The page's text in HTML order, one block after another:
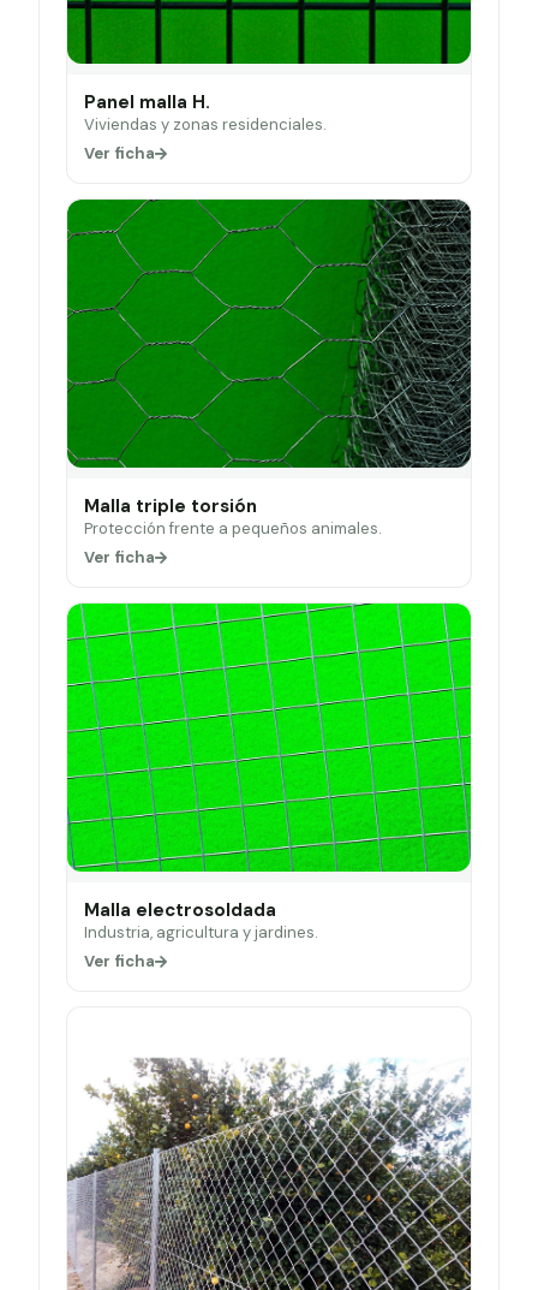
Panel malla H.
Viviendas y zonas residenciales.
Ver ficha
Malla triple torsión
Protección frente a pequeños animales.
Ver ficha
Malla electrosoldada
Industria, agricultura y jardines.
Ver ficha